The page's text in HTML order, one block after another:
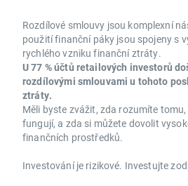
Rozdílové smlouvy jsou komplexní
použití finanční páky jsou spojeny s
rychlého vzniku finanční ztráty.
U 77 % účtů retailových investorů
rozdílovými smlouvami u tohoto
ztráty.
Měli byste zvážit, zda rozumíte
fungují, a zda si můžete dovolit
finančních prostředků.
Investování je rizikové. Investujte